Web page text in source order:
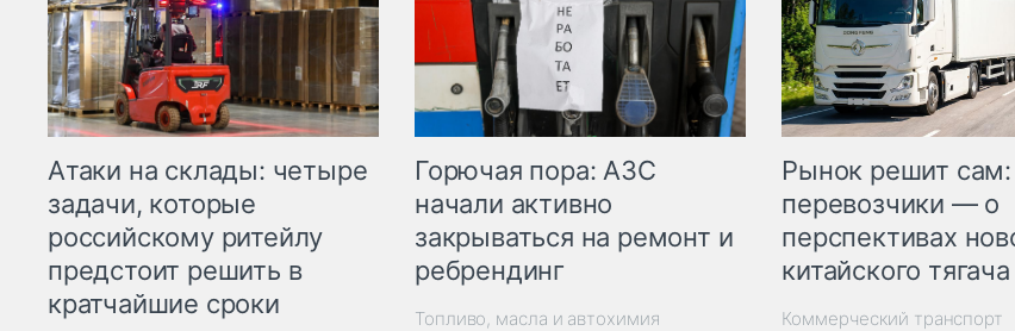
Атаки на склады: четыре
задачи, которые
российскому ритейлу
предстоит решить в
кратчайшие сроки
Горючая пора: АЗС
начали активно
закрываться на ремонт и
ребрендинг
Топливо, масла и автохимия
Рынок решит сам:
перевозчики — о
перспективах
китайского тягача
Коммерческий транспорт